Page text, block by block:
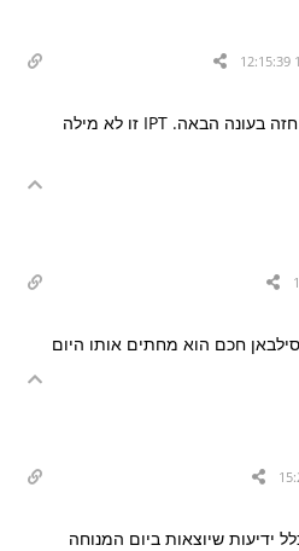
אמת, הילד יעשה יופי שלו חזה בעונה הבאה. IPT זו לא מילה
חכם הוא מחתים אותו היום
ידיעות שיוצאות ביום המנוחה